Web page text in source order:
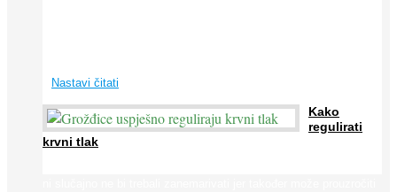
Nastavi čitati
Kako
regulirati
krvni tlak